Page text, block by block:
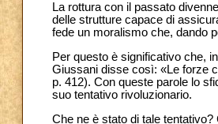
La rottura con il passato
delle strutture capace di
fede un moralismo che, dando
Per questo è significativo che,
Giussani disse così: «Le forze
p. 412). Con queste parole lo
suo tentativo rivoluzionario.
Che ne è stato di tale